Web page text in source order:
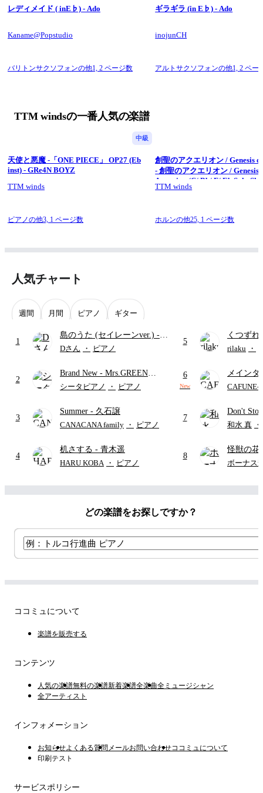
Credit🎥 Littlebrother Kel.L
.
【🏴‍☠️新時代🏴‍☠️ 音源付】► https://youtu.be/Leq8J0E2TQ0
【🏴‍☠️新時代🏴‍☠️ 樂譜付】► stayTune
https://thetwistmen.gumroad.com/donation
#新時代 #NewGenesis #opening #主題歌 #Jpop
#改編 #FluteCover #Flute #長笛 #Music #音樂
#ワンピース #onepiece #全力疾吹 #團而結之
#instrumental #Windband #吹奏楽 #吹奏楽団
All Rights Reserved.
レディメイド ( inE♭) - Ado
Kaname@Popstudio
バリトンサクソフォンの他1, 2 ページ数
ギラギラ (in E♭) - Ado
inojunCH
アルトサクソフォンの他1,2 ペー
TTM windsの一番人気の楽譜
中級
天使と悪魔 -「ONE PIECE」 OP27 (Eb
inst) - GRe4N BOYZ
TTM winds
ピアノの他3, 1 ページ数
創聖のアクエリオン / Genesis
- 創聖のアクエリオン / Genesis
Aquarion (C/ Bb/ F/ Eb Solo
- AKINO
TTM winds
ホルンの他25, 1 ページ数
人気チャート
週間 月間 ピアノ ギター
1
島のうた (セイレーンver.) -
セイレーン(CV.鈴木みのり)
ード・ペダル付き/『映画ちい
かわ 人魚の島のひみつ』よ
Dさん ・ ピアノ
2
Brand New - Mrs.GREEN
APPLE
シータピアノ ・ ピアノ
3
Summer - 久石譲
CANACANA family ・ ピアノ
4
机さする - 青木遥
HARU KOBA
・ ピアノ
5
くつずれ
誠人)
(
rilaku ・
6
New
メイン
メイド
ズニー/
CAFUNE-
7
Don't
和水 真 ・
8
怪獣の
ードパー
ボーナス
どの楽譜をお探しですか？
ココミュについて
楽譜を販売する
コンテンツ
人気の楽譜無料の楽譜新着楽譜全楽曲全ミュージシャン
全アーティスト
インフォメーション
お知らせよくある質問 メールお問い合わせココミュについて
印刷テスト
サービスポリシー